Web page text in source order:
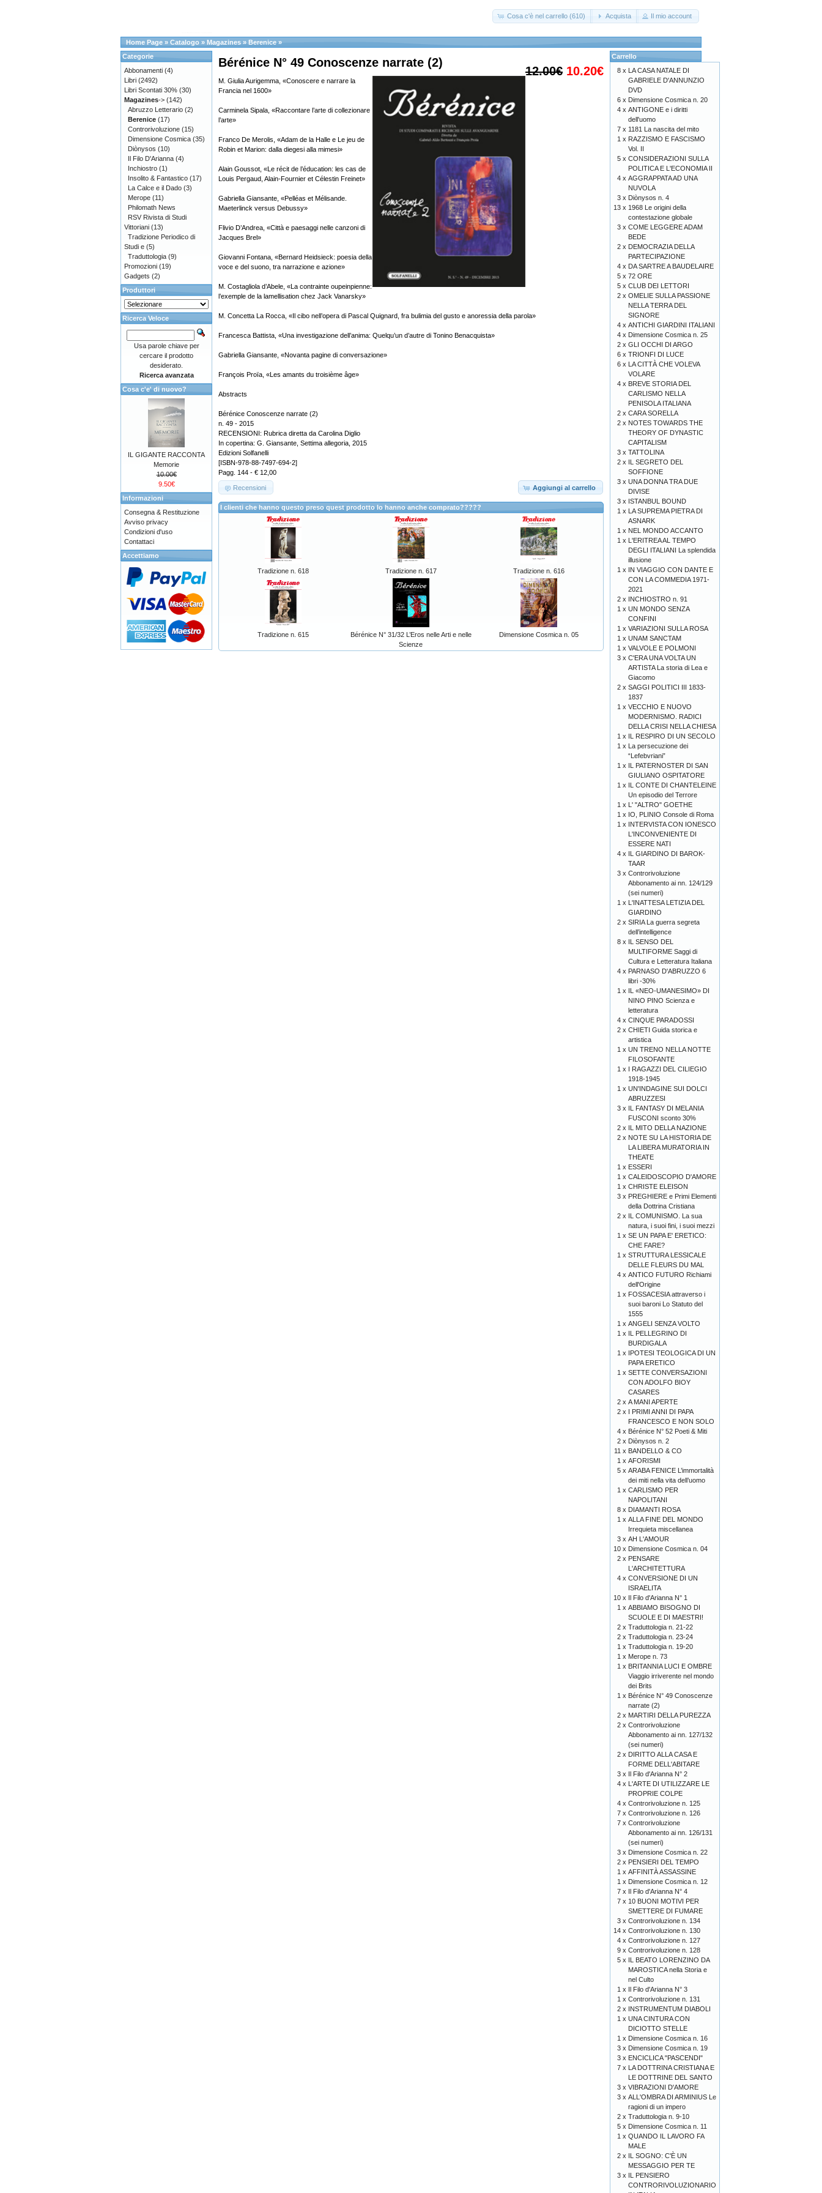
Cosa c'è nel carrello (610) Acquista Il mio account
Home Page » Catalogo » Magazines » Berenice »
12.00€ 10.20€
Bérénice N° 49 Conoscenze narrate (2)
M. Giulia Aurigemma, «Conoscere e narrare la
Francia nel 1600»
Carminela Sipala, «Raccontare l’arte di collezionare
l’arte»
Franco De Merolis, «Adam de la Halle e Le jeu de
Robin et Marion: dalla diegesi alla mimesi»
Alain Goussot, «Le récit de l’éducation: les cas de
Louis Pergaud, Alain-Fournier et Célestin Freinet»
Gabriella Giansante, «Pelléas et Mélisande.
Maeterlinck versus Debussy»
Flivio D’Andrea, «Città e paesaggi nelle canzoni di
Jacques Brel»
Giovanni Fontana, «Bernard Heidsieck: poesia della
voce e del suono, tra narrazione e azione»
M. Costagliola d’Abele, «La contrainte oupeinpienne:
l’exemple de la lamellisation chez Jack Vanarsky»
M. Concetta La Rocca, «Il cibo nell’opera di Pascal Quignard, fra bulimia del gusto e anoressia della parola»
Francesca Battista, «Una investigazione dell’anima: Quelqu’un d’autre di Tonino Benacquista»
Gabriella Giansante, «Novanta pagine di conversazione»
François Proïa, «Les amants du troisième âge»
Abstracts
Bérénice Conoscenze narrate (2)
n. 49 - 2015
RECENSIONI: Rubrica diretta da Carolina Diglio
In copertina: G. Giansante, Settima allegoria, 2015
Edizioni Solfanelli
[ISBN-978-88-7497-694-2]
Pagg. 144 - € 12,00
Aggiungi al carrello
Recensioni
I clienti che hanno questo preso quest prodotto lo hanno anche comprato?????
Tradizione n. 618 Tradizione n. 617 Tradizione n. 616
Tradizione n. 615
Bérénice N° 31/32 L’Eros nelle Arti e nelle
Scienze
Dimensione Cosmica n. 05
Categorie
Abbonamenti (4)
Libri (2492)
Libri Scontati 30% (30)
Magazines-> (142)
Abruzzo Letterario (2)
Berenice (17)
Controrivoluzione (15)
Dimensione Cosmica (35)
Diònysos (10)
Il Filo D'Arianna (4)
Inchiostro (1)
Insolito & Fantastico (17)
La Calce e il Dado (3)
Merope (11)
Philomath News
RSV Rivista di Studi
Vittoriani (13)
Tradizione Periodico di
Studi e (5)
Traduttologia (9)
Promozioni (19)
Gadgets (2)
Produttori
Ricerca Veloce
Usa parole chiave per
cercare il prodotto
desiderato.
Ricerca avanzata
Cosa c'e' di nuovo?
IL GIGANTE RACCONTA
Memorie
10.00€
9.50€
Informazioni
Consegna & Restituzione
Avviso privacy
Condizioni d'uso
Contattaci
Accettiamo
Carrello
8 x LA CASA NATALE DI
GABRIELE D'ANNUNZIO
DVD
6 x Dimensione Cosmica n. 20
4 x ANTIGONE e i diritti
dell'uomo
7 x 1181 La nascita del mito
1 x RAZZISMO E FASCISMO
Vol. II
5 x CONSIDERAZIONI SULLA
POLITICA E L'ECONOMIA II
4 x AGGRAPPATA AD UNA
NUVOLA
3 x Diònysos n. 4
13 x 1968 Le origini della
contestazione globale
3 x COME LEGGERE ADAM
BEDE
2 x DEMOCRAZIA DELLA
PARTECIPAZIONE
4 x DA SARTRE A BAUDELAIRE
5 x 72 ORE
5 x CLUB DEI LETTORI
2 x OMELIE SULLA PASSIONE
NELLA TERRA DEL
SIGNORE
4 x ANTICHI GIARDINI ITALIANI
4 x Dimensione Cosmica n. 25
2 x GLI OCCHI DI ARGO
6 x TRIONFI DI LUCE
6 x LA CITTÀ CHE VOLEVA
VOLARE
4 x BREVE STORIA DEL
CARLISMO NELLA
PENISOLA ITALIANA
2 x CARA SORELLA
2 x NOTES TOWARDS THE
THEORY OF DYNASTIC
CAPITALISM
3 x TATTOLINA
2 x IL SEGRETO DEL
SOFFIONE
3 x UNA DONNA TRA DUE
DIVISE
3 x ISTANBUL BOUND
1 x LA SUPREMA PIETRA DI
ASNARK
1 x NEL MONDO ACCANTO
1 x L'ERITREA AL TEMPO
DEGLI ITALIANI La splendida
illusione
1 x IN VIAGGIO CON DANTE E
CON LA COMMEDIA 1971-
2021
2 x INCHIOSTRO n. 91
1 x UN MONDO SENZA
CONFINI
1 x VARIAZIONI SULLA ROSA
1 x UNAM SANCTAM
1 x VALVOLE E POLMONI
3 x C'ERA UNA VOLTA UN
ARTISTA La storia di Lea e
Giacomo
2 x SAGGI POLITICI III 1833-
1837
1 x VECCHIO E NUOVO
MODERNISMO. RADICI
DELLA CRISI NELLA CHIESA
1 x IL RESPIRO DI UN SECOLO
1 x La persecuzione dei
“Lefebvriani”
1 x IL PATERNOSTER DI SAN
GIULIANO OSPITATORE
1 x IL CONTE DI CHANTELEINE
Un episodio del Terrore
1 x L' "ALTRO" GOETHE
1 x IO, PLINIO Console di Roma
1 x INTERVISTA CON IONESCO
L'INCONVENIENTE DI
ESSERE NATI
4 x IL GIARDINO DI BAROK-
TAAR
3 x Controrivoluzione
Abbonamento ai nn. 124/129
(sei numeri)
1 x L'INATTESA LETIZIA DEL
GIARDINO
2 x SIRIA La guerra segreta
dell’intelligence
8 x IL SENSO DEL
MULTIFORME Saggi di
Cultura e Letteratura Italiana
4 x PARNASO D'ABRUZZO 6
libri -30%
1 x IL «NEO-UMANESIMO» DI
NINO PINO Scienza e
letteratura
4 x CINQUE PARADOSSI
2 x CHIETI Guida storica e
artistica
1 x UN TRENO NELLA NOTTE
FILOSOFANTE
1 x I RAGAZZI DEL CILIEGIO
1918-1945
1 x UN'INDAGINE SUI DOLCI
ABRUZZESI
3 x IL FANTASY DI MELANIA
FUSCONI sconto 30%
2 x IL MITO DELLA NAZIONE
2 x NOTE SU LA HISTORIA DE
LA LIBERA MURATORIA IN
THEATE
1 x ESSERI
1 x CALEIDOSCOPIO D'AMORE
1 x CHRISTE ELEISON
3 x PREGHIERE e Primi Elementi
della Dottrina Cristiana
2 x IL COMUNISMO. La sua
natura, i suoi fini, i suoi mezzi
1 x SE UN PAPA E' ERETICO:
CHE FARE?
1 x STRUTTURA LESSICALE
DELLE FLEURS DU MAL
4 x ANTICO FUTURO Richiami
dell'Origine
1 x FOSSACESIA attraverso i
suoi baroni Lo Statuto del
1555
1 x ANGELI SENZA VOLTO
1 x IL PELLEGRINO DI
BURDIGALA
1 x IPOTESI TEOLOGICA DI UN
PAPA ERETICO
1 x SETTE CONVERSAZIONI
CON ADOLFO BIOY
CASARES
2 x A MANI APERTE
2 x I PRIMI ANNI DI PAPA
FRANCESCO E NON SOLO
4 x Bérénice N° 52 Poeti & Miti
2 x Diònysos n. 2
11 x BANDELLO & CO
1 x AFORISMI
5 x ARABA FENICE L’immortalità
dei miti nella vita dell’uomo
1 x CARLISMO PER
NAPOLITANI
8 x DIAMANTI ROSA
1 x ALLA FINE DEL MONDO
Irrequieta miscellanea
3 x AH L'AMOUR
10 x Dimensione Cosmica n. 04
2 x PENSARE
L'ARCHITETTURA
4 x CONVERSIONE DI UN
ISRAELITA
10 x Il Filo d'Arianna N° 1
1 x ABBIAMO BISOGNO DI
SCUOLE E DI MAESTRI!
2 x Traduttologia n. 21-22
2 x Traduttologia n. 23-24
1 x Traduttologia n. 19-20
1 x Merope n. 73
1 x BRITANNIA LUCI E OMBRE
Viaggio irriverente nel mondo
dei Brits
1 x Bérénice N° 49 Conoscenze
narrate (2)
2 x MARTIRI DELLA PUREZZA
2 x Controrivoluzione
Abbonamento ai nn. 127/132
(sei numeri)
2 x DIRITTO ALLA CASA E
FORME DELL'ABITARE
3 x Il Filo d'Arianna N° 2
4 x L'ARTE DI UTILIZZARE LE
PROPRIE COLPE
4 x Controrivoluzione n. 125
7 x Controrivoluzione n. 126
7 x Controrivoluzione
Abbonamento ai nn. 126/131
(sei numeri)
3 x Dimensione Cosmica n. 22
2 x PENSIERI DEL TEMPO
1 x AFFINITÀ ASSASSINE
1 x Dimensione Cosmica n. 12
7 x Il Filo d'Arianna N° 4
7 x 10 BUONI MOTIVI PER
SMETTERE DI FUMARE
3 x Controrivoluzione n. 134
14 x Controrivoluzione n. 130
4 x Controrivoluzione n. 127
9 x Controrivoluzione n. 128
5 x IL BEATO LORENZINO DA
MAROSTICA nella Storia e
nel Culto
1 x Il Filo d'Arianna N° 3
1 x Controrivoluzione n. 131
2 x INSTRUMENTUM DIABOLI
1 x UNA CINTURA CON
DICIOTTO STELLE
1 x Dimensione Cosmica n. 16
3 x Dimensione Cosmica n. 19
3 x ENCICLICA "PASCENDI"
7 x LA DOTTRINA CRISTIANA E
LE DOTTRINE DEL SANTO
3 x VIBRAZIONI D'AMORE
3 x ALL'OMBRA DI ARMINIUS Le
ragioni di un impero
2 x Traduttologia n. 9-10
5 x Dimensione Cosmica n. 11
1 x QUANDO IL LAVORO FA
MALE
2 x IL SOGNO: C'È UN
MESSAGGIO PER TE
3 x IL PENSIERO
CONTRORIVOLUZIONARIO